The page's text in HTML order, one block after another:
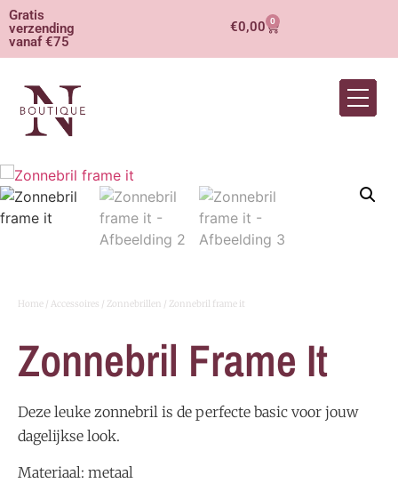
Gratis
verzending
vanaf €75
€0,00 0
Home / Accessoires / Zonnebrillen / Zonnebril frame it
Zonnebril Frame It
Deze leuke zonnebril is de perfecte basic voor jouw
dagelijkse look.
Materiaal: metaal